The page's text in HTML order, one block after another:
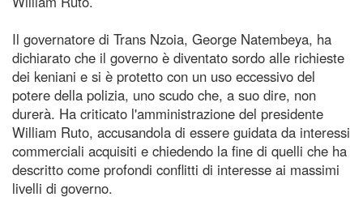
Il governatore di Trans Nzoia, George Natembeya, ha
dichiarato che il governo è diventato sordo alle richieste
dei keniani e si è protetto con un uso eccessivo del
potere della polizia, uno scudo che, a suo dire, non
durerà. Ha criticato l'amministrazione del presidente
William Ruto, accusandola di essere guidata da interessi
commerciali acquisiti e chiedendo la fine di quelli che ha
descritto come profondi conflitti di interesse ai massimi
livelli di governo.